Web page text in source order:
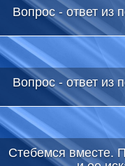
Вопрос - ответ из
Вопрос - ответ из
Стебемся вместе.